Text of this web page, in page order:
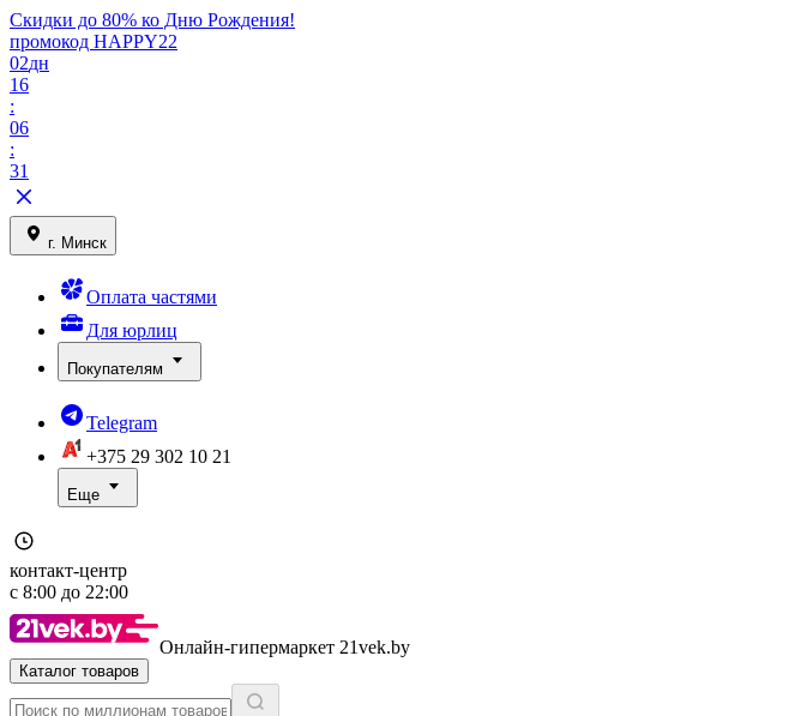
Скидки до 80% ко Дню Рождения!
промокод HAPPY22
02дн
16
:
06
:
31
г. Минск
Оплата частями
Для юрлиц
Покупателям
Telegram
+375 29 302 10 21
Еще
контакт-центр
с 8:00 до 22:00
Онлайн-гипермаркет 21vek.by
Каталог товаров